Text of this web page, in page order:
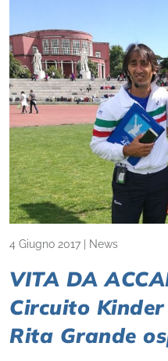
4 Giugno 2017 News
VITA DA
Circuito Kinder
Rita Grande